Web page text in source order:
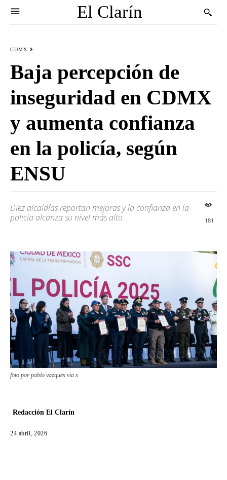
El Clarín
CDMX
Baja percepción de
inseguridad en CDMX
y aumenta confianza
en la policía, según
ENSU
Diez alcaldías reportan mejoras y la confianza en la
policía alcanza su nivel más alto
181
foto por pablo vazques via x
Redacción El Clarín
24 abril, 2026